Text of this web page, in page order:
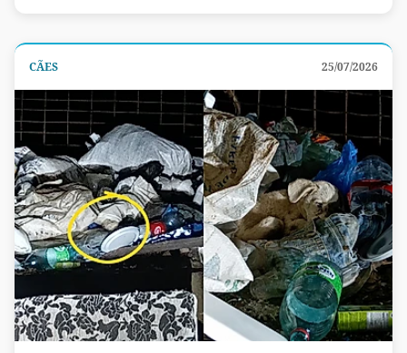
CÃES 25/07/2026